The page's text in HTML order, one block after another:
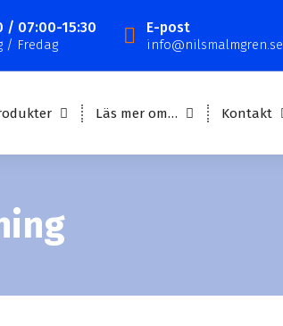
/ 07:00-15:30
/ Fredag
E-post
info@nilsmalmgren.se
Läs mer om… Kontakt